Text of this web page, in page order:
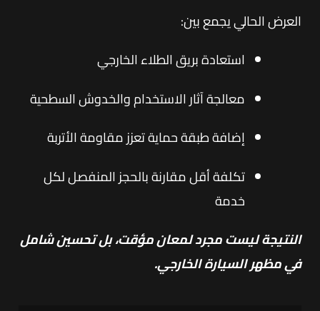
العرض الحالي يجمع بين:
استعادة بريق الطلاء الخارجي
معالجة آثار الاستخدام والخدوش السطحية
إضافة طبقة حماية تعزز مقاومة الأتربة
تكلفة أقل مقارنة بالحجز المنفصل لكل
خدمة
النتيجة ليست مجرد لمعان مؤقت، بل تحسين شامل
في مظهر السيارة الخارجي.